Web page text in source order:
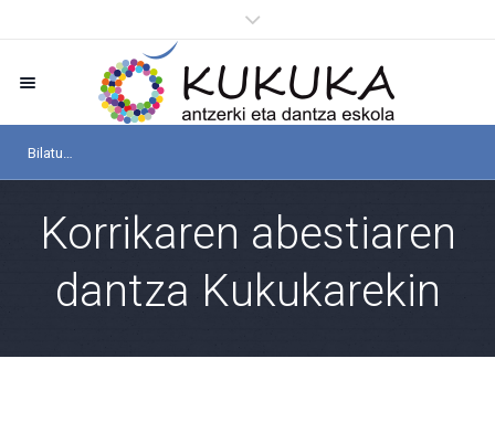
Korrikaren abestiaren
dantza Kukukarekin